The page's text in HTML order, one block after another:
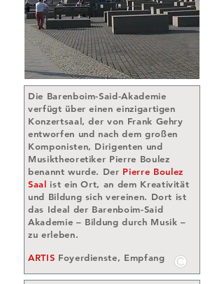
Die Barenboim-Said-Akademie
verfügt über einen einzigartigen
Konzertsaal, der von Frank Gehry
entworfen und nach dem großen
Komponisten, Dirigenten und
Musiktheoretiker Pierre Boulez
benannt wurde. Der Pierre Boulez
Saal ist ein Ort, an dem Kreativität
und Bildung sich vereinen. Dort ist
das Ideal der Barenboim-Said
Akademie – Bildung durch Musik –
zu erleben.
ARTIS Foyerdienste, Empfang